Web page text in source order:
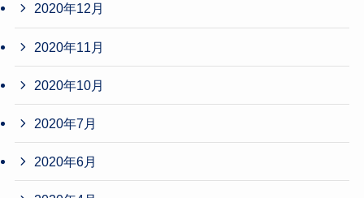
2020年12月
2020年11月
2020年10月
2020年7月
2020年6月